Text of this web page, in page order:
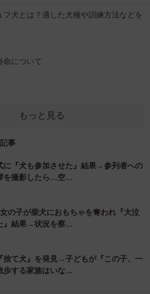
フ犬とは？適した犬種や訓練方法などを
命について
もっと見る
事
に『犬も参加させた』結果→参列者への
を撮影したら…空…
の子が柴犬におもちゃを奪われ『大泣
』結果→状況を察…
捨て犬』を発見→子どもが『この子、一
歩する家族はいな…